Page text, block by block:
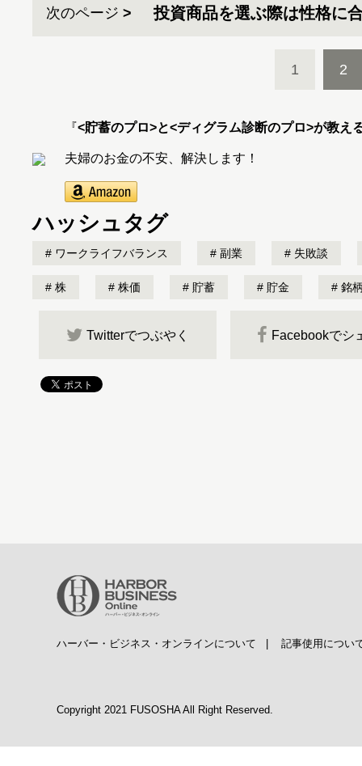
次のページ 投資商品を選ぶ際は性格に
1 2
『<貯蓄のプロ>と<ディグラム診断のプロ>が教え
夫婦のお金の不安、解決します！
ハッシュタグ
ワークライフバランス 副業 失敗談
株 株価 貯蓄 貯金 銘
Twitterでつぶやく Facebookでシ
ハーバー・ビジネス・オンラインについて 記事使用につい
Copyright 2021 FUSOSHA All Right Reserved.